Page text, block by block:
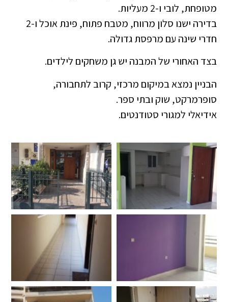
מטופחת, לובי ו-2 מעליות.
בדירה ישנו סלון מרווח, מטבח פתוח, פינת אוכל ו-2
חדרי שינה עם מרפסת גדולה.
בצד האחורי של המבנה יש גן משחקים לילדים.
הבניין נמצא במיקום מרכזי, קרוב לתחבורה,
סופרמרקט, שוק ובתי ספר.
אידיאלי למגורי סטודנטים.